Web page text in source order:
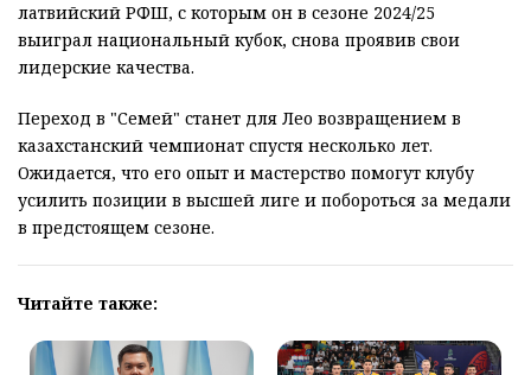
латвийский РФШ, с которым он в сезоне 2024/25
выиграл национальный кубок, снова проявив свои
лидерские качества.
Переход в "Семей" станет для Лео возвращением в
казахстанский чемпионат спустя несколько лет.
Ожидается, что его опыт и мастерство помогут клубу
усилить позиции в высшей лиге и побороться за медали
в предстоящем сезоне.
Читайте также: